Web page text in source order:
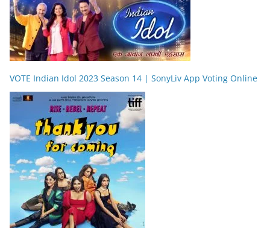
VOTE Indian Idol 2023 Season 14 | SonyLiv App Voting Online